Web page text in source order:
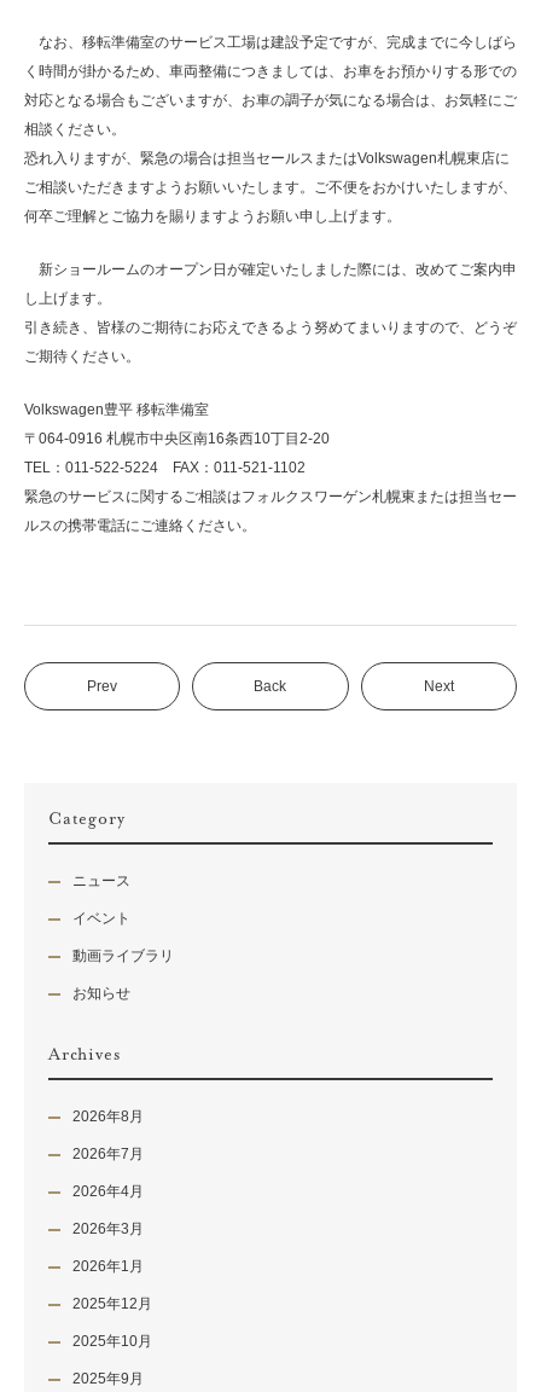
なお、移転準備室のサービス工場は建設予定ですが、完成までに今しばら
く時間が掛かるため、車両整備につきましては、お車をお預かりする形での
対応となる場合もございますが、お車の調子が気になる場合は、お気軽にご
相談ください。
恐れ入りますが、緊急の場合は担当セールスまたはVolkswagen札幌東店に
ご相談いただきますようお願いいたします。ご不便をおかけいたしますが、
何卒ご理解とご協力を賜りますようお願い申し上げます。
新ショールームのオープン日が確定いたしました際には、改めてご案内申
し上げます。
引き続き、皆様のご期待にお応えできるよう努めてまいりますので、どうぞ
ご期待ください。
Volkswagen豊平 移転準備室
〒064-0916 札幌市中央区南16条西10丁目2-20
TEL：011-522-5224 FAX：011-521-1102
緊急のサービスに関するご相談はフォルクスワーゲン札幌東または担当セー
ルスの携帯電話にご連絡ください。
Prev Back Next
Category
ニュース
イベント
動画ライブラリ
お知らせ
Archives
2026年8月
2026年7月
2026年4月
2026年3月
2026年1月
2025年12月
2025年10月
2025年9月